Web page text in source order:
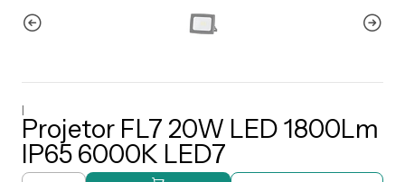
|
Projetor FL7 20W LED 1800Lm
IP65 6000K LED7